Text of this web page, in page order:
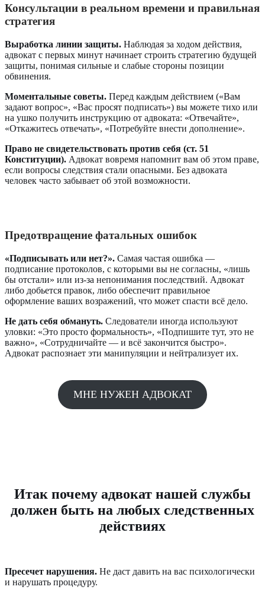
Консультации в реальном времени и правильная
стратегия
Выработка линии защиты. Наблюдая за ходом действия,
адвокат с первых минут начинает строить стратегию будущей
защиты, понимая сильные и слабые стороны позиции
обвинения.
Моментальные советы. Перед каждым действием («Вам
задают вопрос», «Вас просят подписать») вы можете тихо или
на ушко получить инструкцию от адвоката: «Отвечайте»,
«Откажитесь отвечать», «Потребуйте внести дополнение».
Право не свидетельствовать против себя (ст. 51
Конституции). Адвокат вовремя напомнит вам об этом праве,
если вопросы следствия стали опасными. Без адвоката
человек часто забывает об этой возможности.
Предотвращение фатальных ошибок
«Подписывать или нет?». Самая частая ошибка —
подписание протоколов, с которыми вы не согласны, «лишь
бы отстали» или из-за непонимания последствий. Адвокат
либо добьется правок, либо обеспечит правильное
оформление ваших возражений, что может спасти всё дело.
Не дать себя обмануть. Следователи иногда используют
уловки: «Это просто формальность», «Подпишите тут, это не
важно», «Сотрудничайте — и всё закончится быстро».
Адвокат распознает эти манипуляции и нейтрализует их.
МНЕ НУЖЕН АДВОКАТ
Итак почему адвокат нашей службы
должен быть на любых следственных
действиях
Пресечет нарушения. Не даст давить на вас психологически
и нарушать процедуру.